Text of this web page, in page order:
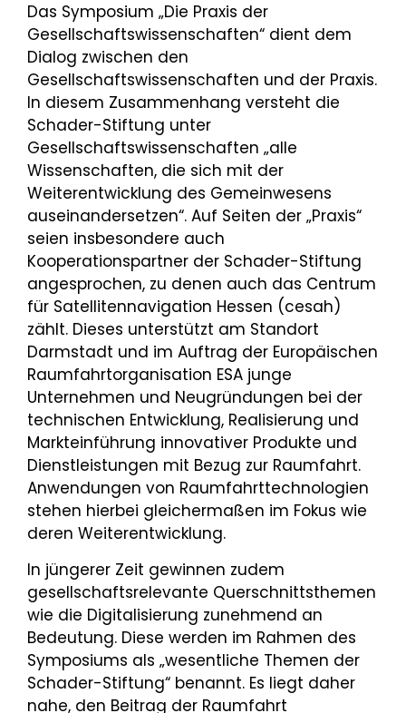
Das Symposium „Die Praxis der
Gesellschaftswissenschaften“ dient dem
Dialog zwischen den
Gesellschaftswissenschaften und der Praxis.
In diesem Zusammenhang versteht die
Schader-Stiftung unter
Gesellschaftswissenschaften „alle
Wissenschaften, die sich mit der
Weiterentwicklung des Gemeinwesens
auseinandersetzen“. Auf Seiten der „Praxis“
seien insbesondere auch
Kooperationspartner der Schader-Stiftung
angesprochen, zu denen auch das Centrum
für Satellitennavigation Hessen (cesah)
zählt. Dieses unterstützt am Standort
Darmstadt und im Auftrag der Europäischen
Raumfahrtorganisation ESA junge
Unternehmen und Neugründungen bei der
technischen Entwicklung, Realisierung und
Markteinführung innovativer Produkte und
Dienstleistungen mit Bezug zur Raumfahrt.
Anwendungen von Raumfahrttechnologien
stehen hierbei gleichermaßen im Fokus wie
deren Weiterentwicklung.
In jüngerer Zeit gewinnen zudem
gesellschaftsrelevante Querschnittsthemen
wie die Digitalisierung zunehmend an
Bedeutung. Diese werden im Rahmen des
Symposiums als „wesentliche Themen der
Schader-Stiftung“ benannt. Es liegt daher
nahe, den Beitrag der Raumfahrt